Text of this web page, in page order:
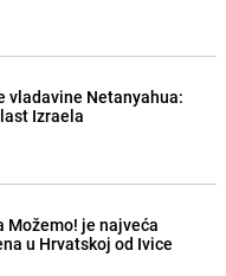
vladavine Netanyahua:
Izraela
Možemo! je najveća
u Hrvatskoj od Ivice